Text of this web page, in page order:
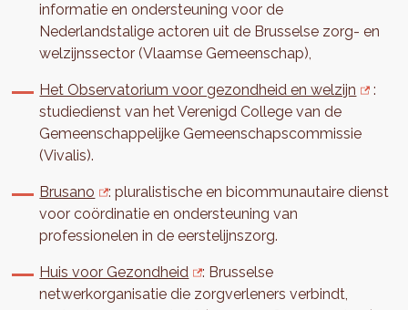
informatie en ondersteuning voor de
Nederlandstalige actoren uit de Brusselse zorg- en
welzijnssector (Vlaamse Gemeenschap),
Het Observatorium voor gezondheid en welzijn
:
studiedienst van het Verenigd College van de
Gemeenschappelijke Gemeenschapscommissie
(Vivalis).
Brusano
: pluralistische en bicommunautaire dienst
voor coördinatie en ondersteuning van
professionelen in de eerstelijnszorg.
Huis voor Gezondheid
: Brusselse
netwerkorganisatie die zorgverleners verbindt,